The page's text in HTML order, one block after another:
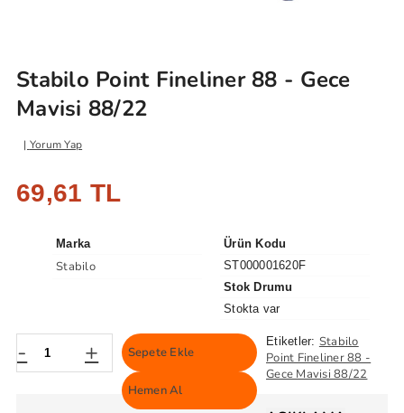
Stabilo Point Fineliner 88 - Gece
Mavisi 88/22
Yorum Yap
69,61 TL
Marka
Stabilo
Ürün Kodu
ST000001620F
Stok Drumu
Stokta var
- + Sepete Ekle
Hemen Al
Etiketler: Stabilo
Point Fineliner 88 -
Gece Mavisi 88/22